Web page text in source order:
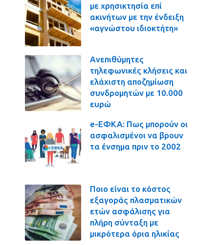
με χρησικτησία επί
ακινήτων με την ένδειξη
«αγνώστου ιδιοκτήτη»
Ανεπιθύμητες
τηλεφωνικές κλήσεις και
ελάχιστη αποζημίωση
συνδρομητών με 10.000
ευρώ
e-ΕΦΚΑ: Πως μπορούν οι
ασφαλισμένοι να βρουν
τα ένσημα πριν το 2002
Ποιο είναι το κόστος
εξαγοράς πλασματικών
ετών ασφάλισης για
πλήρη σύνταξη με
μικρότερα όρια ηλικίας